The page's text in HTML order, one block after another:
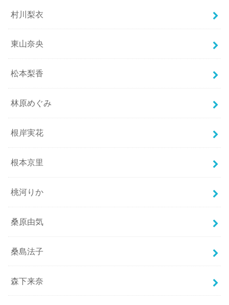
村川梨衣
東山奈央
松本梨香
林原めぐみ
根岸実花
根本京里
桃河りか
桑原由気
桑島法子
森下来奈